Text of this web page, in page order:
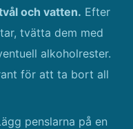
och vatten. Efter
tvätta dem med
alkoholrester.
för att ta bort all
penslarna på en